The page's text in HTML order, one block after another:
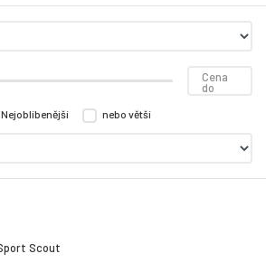
Cena
do
Nejoblíbenější nebo větší